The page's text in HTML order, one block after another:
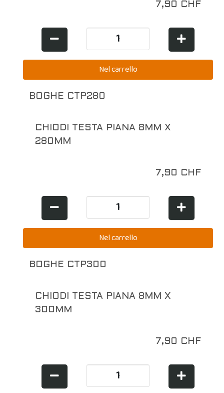
7,90 CHF
BOGHE CTP280
CHIODI TESTA PIANA 8MM X
280MM
7,90 CHF
BOGHE CTP300
CHIODI TESTA PIANA 8MM X
300MM
7,90 CHF